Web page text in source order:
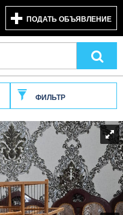
ПОДАТЬ ОБЪЯВЛЕНИЕ
ФИЛЬТР